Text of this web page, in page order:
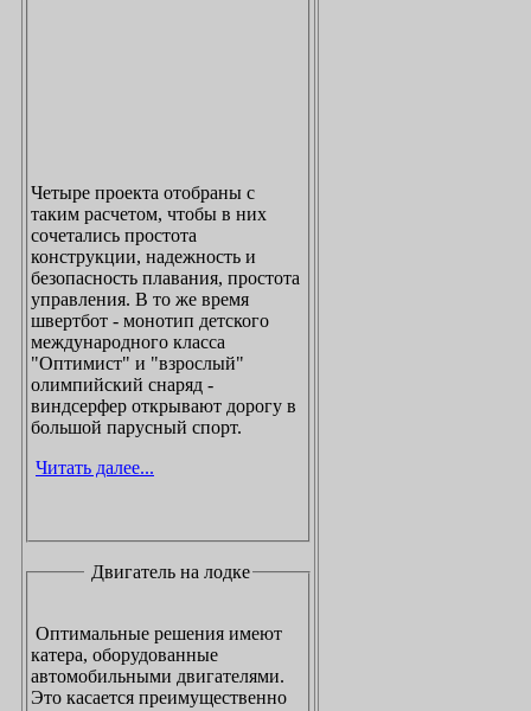
Четыре проекта отобраны с
таким расчетом, чтобы в них
сочетались простота
конструкции, надежность и
безопасность плавания, простота
управления. В то же время
швертбот - монотип детского
международного класса
"Оптимист" и "взрослый"
олимпийский снаряд -
виндсерфер открывают дорогу в
большой парусный спорт.
Читать далее...
Двигатель на лодке
Оптимальные решения имеют
катера, оборудованные
автомобильными двигателями.
Это касается преимущественно